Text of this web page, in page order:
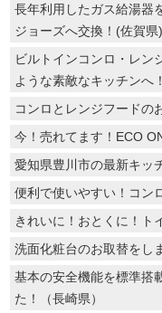
長年利用したガス給湯器
ジョーズへ交換！(佐賀県)
ビルトインコンロ・レン
ような素敵なキッチンへ
コンロとレンジフードの
今！売れてます！ECO
愛知県豊川市の最新キッ
便利で使いやすい！コン
きれいに！おとくに！ト
洗面化粧台のお取替をし
基本の安全機能を標準搭
た！（長崎県）